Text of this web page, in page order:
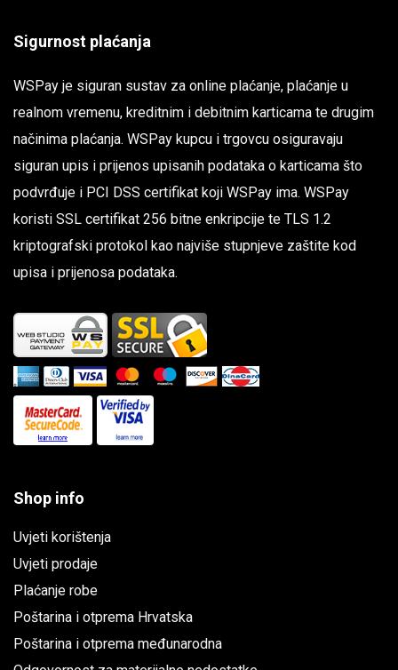
Sigurnost plaćanja
WSPay je siguran sustav za online plaćanje, plaćanje u
realnom vremenu, kreditnim i debitnim karticama te drugim
načinima plaćanja. WSPay kupcu i trgovcu osiguravaju
siguran upis i prijenos upisanih podataka o karticama što
podvrđuje i PCI DSS certifikat koji WSPay ima. WSPay
koristi SSL certifikat 256 bitne enkripcije te TLS 1.2
kriptografski protokol kao najviše stupnjeve zaštite kod
upisa i prijenosa podataka.
Shop info
Uvjeti korištenja
Uvjeti prodaje
Plaćanje robe
Poštarina i otprema Hrvatska
Poštarina i otprema međunarodna